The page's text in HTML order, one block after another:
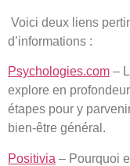
Voici deux liens
d’informations :
Psychologies.com –
explore en
étapes pour y
bien-être général.
Positivia – Pourquoi